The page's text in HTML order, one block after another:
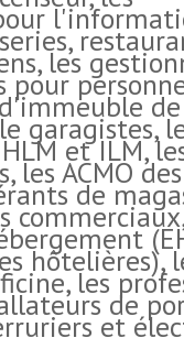
les
garagistes,
et ILM,
les ACMO
de
hôtelières),
les
de
et